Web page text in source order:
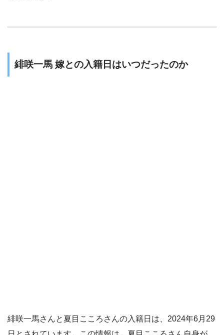
緋咲一馬 嫁との入籍日はいつだったのか
緋咲一馬さんと夏目こころさんの入籍日は、2024年6月29